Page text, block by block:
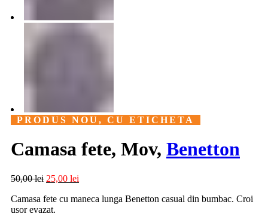
PRODUS NOU, CU ETICHETA
Camasa fete, Mov, Benetton
50,00lei 25,00 lei
Camasa fete cu maneca lunga Benetton casual din bumbac. Croi
usor evazat.